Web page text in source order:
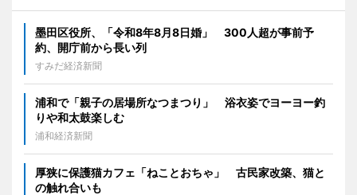
墨田区役所、「令和8年8月8日婚」 300人超が事前予
約、開庁前から長い列
すみだ経済新聞
浦和で「親子の居場所なつまつり」 浴衣姿でヨーヨー釣
りや和太鼓楽しむ
浦和経済新聞
厚狭に保護猫カフェ「ねことおちゃ」 古民家改築、猫と
の触れ合いも